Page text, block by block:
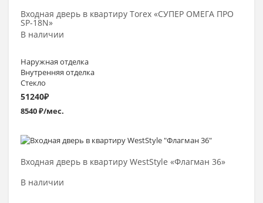
Входная дверь в квартиру Torex «СУПЕР ОМЕГА ПРО
SP-18N»
В наличии
Наружная отделка
Внутренняя отделка
Стекло
51240₽
8540 ₽/мес.
Входная дверь в квартиру WestStyle «Флагман 36»
В наличии
Выбрать >